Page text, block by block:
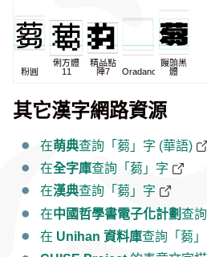
粉圓
俐方體
11
精品點
陣7
Oradano
饅頭黑
體
其它漢字網路資源
在萌典查詢「蒭」字 (華語)
在全字庫查詢「蒭」字
在漢典查詢「蒭」字
在中國哲學書電子化計劃查
在 Unihan 資料庫查詢「蒭